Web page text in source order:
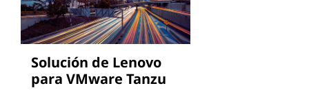
Solución de Lenovo
para VMware Tanzu